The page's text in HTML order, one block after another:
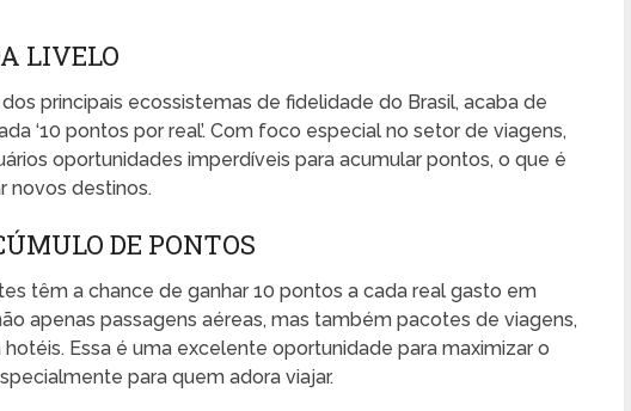
LIVELO
principais ecossistemas de fidelidade do Brasil, acaba de
‘10 pontos por real’. Com foco especial no setor de viagens,
oportunidades imperdíveis para acumular pontos, o que é
novos destinos.
DE PONTOS
têm a chance de ganhar 10 pontos a cada real gasto em
apenas passagens aéreas, mas também pacotes de viagens,
Essa é uma excelente oportunidade para maximizar o
para quem adora viajar.